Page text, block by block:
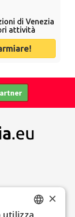
di Venezia
attività
Scopri cosa
mangiare.
×
utilizza